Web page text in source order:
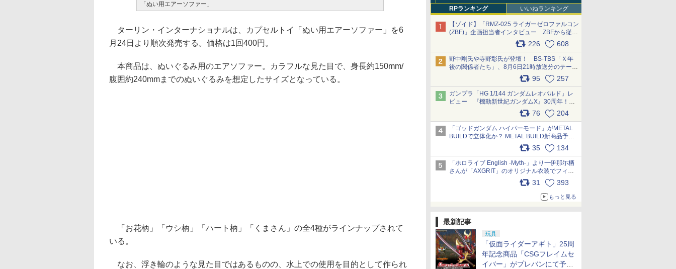
RPランキング いいねランキング
【ゾイド】「RMZ-025 ライガーゼロファルコン
(ZBF)」企画担当者インタビュー ZBFから従来
デザインまで再現可能なボリューム満点のキッ
ト pic.x.com/6zOqQAQKkX
226 608
野中剛氏や寺野彰氏が登壇！ BS-TBS「Ｘ年
後の関係者たち」、8月6日21時放送分のテーマ
は「超合金」！ pic.x.com/uWyt1uyuFm
95 257
ガンプラ「HG 1/144 ガンダムレオパルド」レ
ビュー 『機動新世紀ガンダムX』30周年！イ
ンナーアームガトリングの変形機構まで再現し
最新フォーマットでキット化！
pic.x.com/nszPIDTpbg
76 204
「ゴッドガンダム ハイパーモード」がMETAL
BUILDで立体化か？ METAL BUILD新商品予告
が公開 pic.x.com/HIcLLIM3ar35 134
「ホロライブ English -Myth-」より一伊那尓栖
さんが「AXGRIT」のオリジナル衣装でフィギ
ュア化 pic.x.com/YMGhdIAzNa
31 393
もっと見る
最新記事
玩具
「仮面ライダーアギト」25周
年記念商品「CSGフレイムセ
イバー」がプレバンにて予約
「ぬい用エアーソファー」
ターリン・インターナショナルは、カプセルトイ「ぬい用エアーソファー」を6
月24日より順次発売する。価格は1回400円。
本商品は、ぬいぐるみ用のエアソファー。カラフルな見た目で、身長約150mm/
腹囲約240mmまでのぬいぐるみを想定したサイズとなっている。
「お花柄」「ウシ柄」「ハート柄」「くまさん」の全4種がラインナップされて
いる。
なお、浮き輪のような見た目ではあるものの、水上での使用を目的として作られ